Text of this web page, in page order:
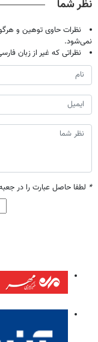
نظر شما
نظرات حاوی توهین و
نمی‌شود.
نظراتی که غیر از زبان
* لطفا حاصل عبارت را در